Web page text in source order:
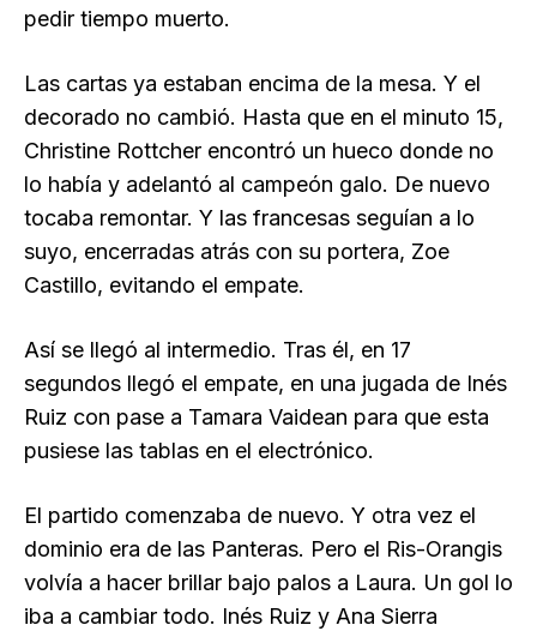
pedir tiempo muerto.
Las cartas ya estaban encima de la mesa. Y el
decorado no cambió. Hasta que en el minuto 15,
Christine Rottcher encontró un hueco donde no
lo había y adelantó al campeón galo. De nuevo
tocaba remontar. Y las francesas seguían a lo
suyo, encerradas atrás con su portera, Zoe
Castillo, evitando el empate.
Así se llegó al intermedio. Tras él, en 17
segundos llegó el empate, en una jugada de Inés
Ruiz con pase a Tamara Vaidean para que esta
pusiese las tablas en el electrónico.
El partido comenzaba de nuevo. Y otra vez el
dominio era de las Panteras. Pero el Ris-Orangis
volvía a hacer brillar bajo palos a Laura. Un gol lo
iba a cambiar todo. Inés Ruiz y Ana Sierra